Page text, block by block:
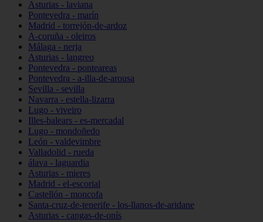
Asturias - laviana
Pontevedra - marín
Madrid - torrejón-de-ardoz
A-coruña - oleiros
Málaga - nerja
Asturias - langreo
Pontevedra - ponteareas
Pontevedra - a-illa-de-arousa
Sevilla - sevilla
Navarra - estella-lizarra
Lugo - viveiro
Illes-balears - es-mercadal
Lugo - mondoñedo
León - valdevimbre
Valladolid - rueda
álava - laguardia
Asturias - mieres
Madrid - el-escorial
Castellón - moncofa
Santa-cruz-de-tenerife - los-llanos-de-aridane
Asturias - cangas-de-onís